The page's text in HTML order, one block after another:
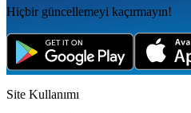
Hiçbir güncellemeyi kaçırmayın!
Site Kullanımı